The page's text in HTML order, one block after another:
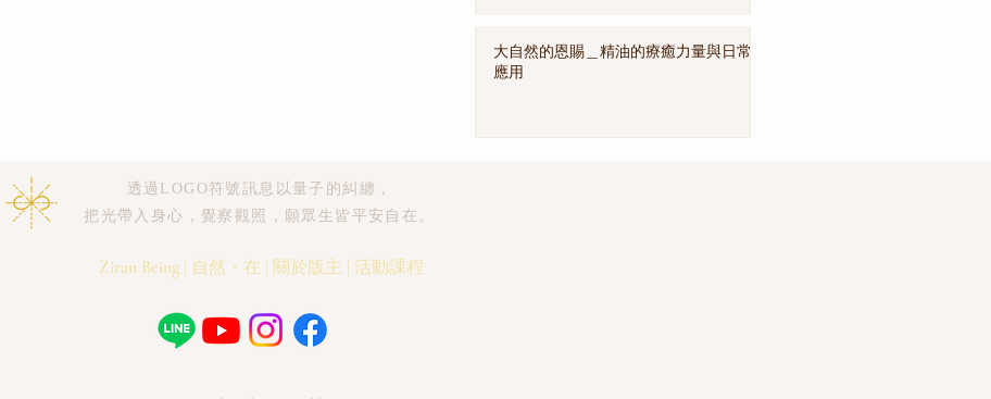
大自然的恩賜＿精油的療癒力量與日常
應用
透過LOGO符號訊息以量子的糾纏，
把光帶入身心，覺察觀照，願眾生皆平安自在。
Ziran Being| 自然・在 關於版主 活動課程